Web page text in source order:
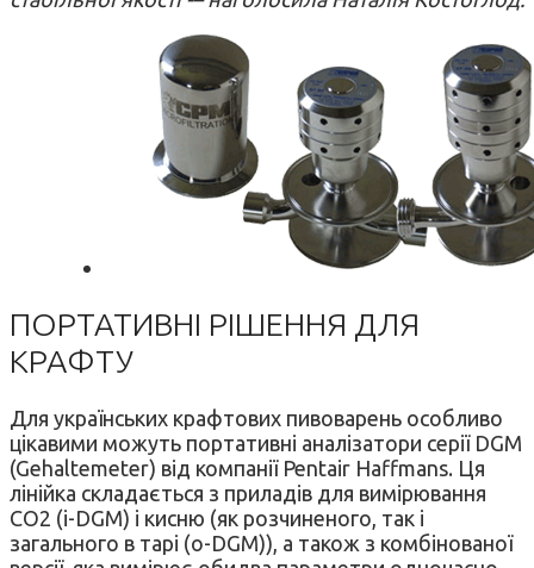
ПОРТАТИВНІ РІШЕННЯ ДЛЯ
КРАФТУ
Для українських крафтових пивоварень особливо
цікавими можуть портативні аналізатори серії DGM
(Gehaltemeter) від компанії Pentair Haffmans. Ця
лінійка складається з приладів для вимірювання
CO2 (i-DGM) і кисню (як розчиненого, так і
загального в тарі (o-DGM)), а також з комбінованої